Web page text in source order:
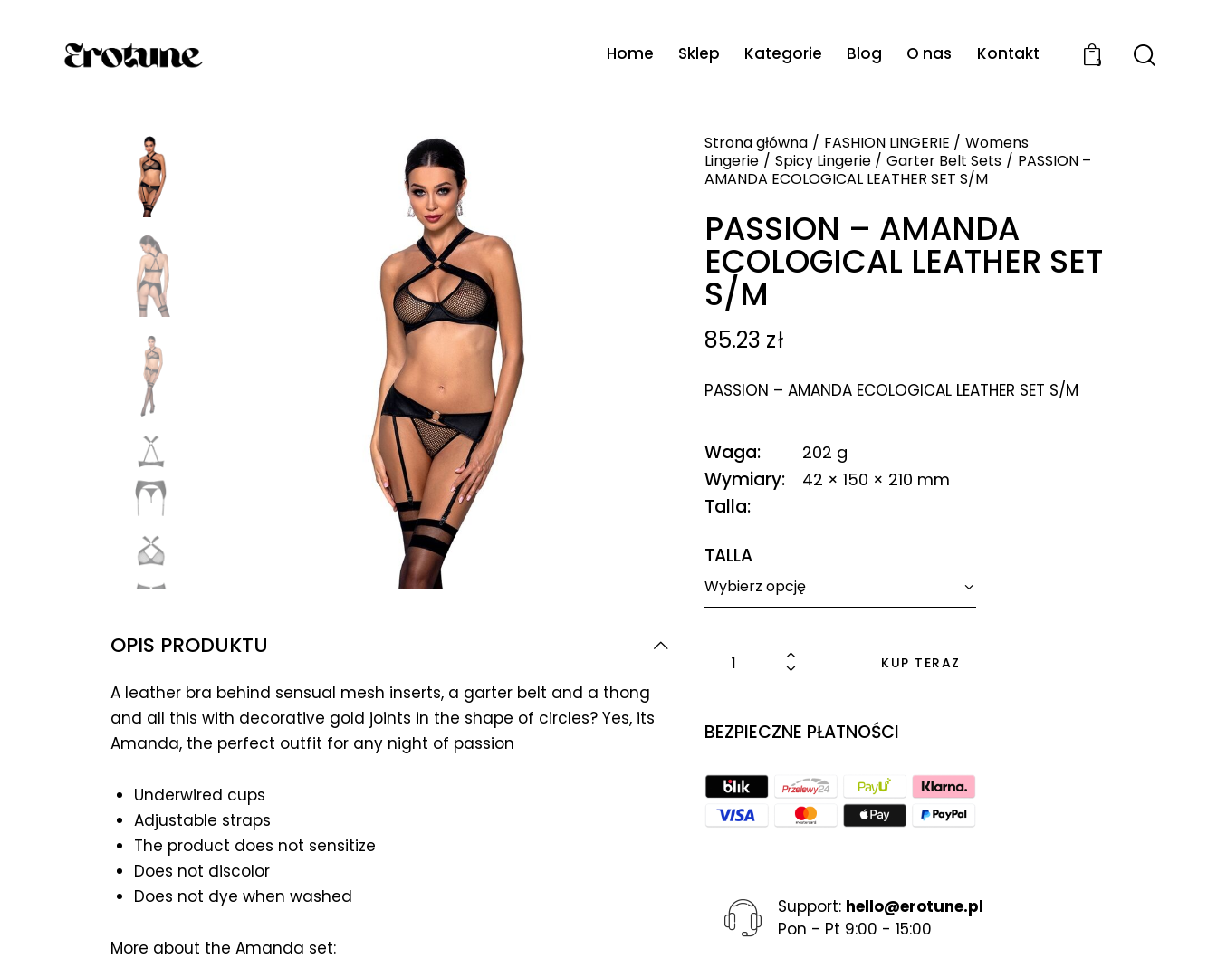
Home Sklep Kategorie Blog O nas Kontakt 0
Strona główna FASHION LINGERIE
Womens
Lingerie
Spicy Lingerie Garter Belt Sets
PASSION –
AMANDA ECOLOGICAL LEATHER SET S/M
PASSION – AMANDA
ECOLOGICAL LEATHER SET
S/M
85.23 zł
PASSION – AMANDA ECOLOGICAL LEATHER SET S/M
Waga 202 g
Wymiary 42 × 150 × 210 mm
Talla
TALLA
KUP TERAZ
BEZPIECZNE PŁATNOŚCI
Support: hello@erotune.pl
Pon - Pt 9:00 - 15:00
OPIS PRODUKTU
A leather bra behind sensual mesh inserts, a garter belt and a thong
and all this with decorative gold joints in the shape of circles? Yes, its
Amanda, the perfect outfit for any night of passion
Underwired cups
Adjustable straps
The product does not sensitize
Does not discolor
Does not dye when washed
More about the Amanda set: